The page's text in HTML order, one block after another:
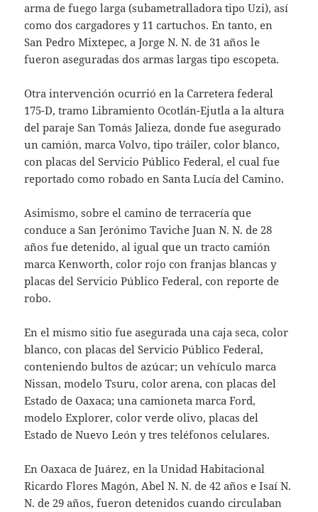
arma de fuego larga (subametralladora tipo Uzi), así
como dos cargadores y 11 cartuchos. En tanto, en
San Pedro Mixtepec, a Jorge N. N. de 31 años le
fueron aseguradas dos armas largas tipo escopeta.
Otra intervención ocurrió en la Carretera federal
175-D, tramo Libramiento Ocotlán-Ejutla a la altura
del paraje San Tomás Jalieza, donde fue asegurado
un camión, marca Volvo, tipo tráiler, color blanco,
con placas del Servicio Público Federal, el cual fue
reportado como robado en Santa Lucía del Camino.
Asimismo, sobre el camino de terracería que
conduce a San Jerónimo Taviche Juan N. N. de 28
años fue detenido, al igual que un tracto camión
marca Kenworth, color rojo con franjas blancas y
placas del Servicio Público Federal, con reporte de
robo.
En el mismo sitio fue asegurada una caja seca, color
blanco, con placas del Servicio Público Federal,
conteniendo bultos de azúcar; un vehículo marca
Nissan, modelo Tsuru, color arena, con placas del
Estado de Oaxaca; una camioneta marca Ford,
modelo Explorer, color verde olivo, placas del
Estado de Nuevo León y tres teléfonos celulares.
En Oaxaca de Juárez, en la Unidad Habitacional
Ricardo Flores Magón, Abel N. N. de 42 años e Isaí N.
N. de 29 años, fueron detenidos cuando circulaban